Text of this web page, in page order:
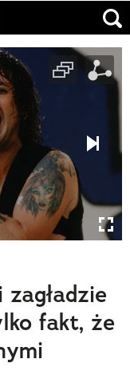
fakt, że